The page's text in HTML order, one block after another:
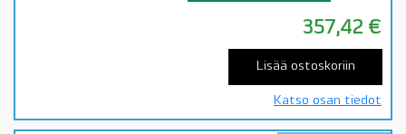
357,42 €
Lisää ostoskoriin
Katso osan tiedot